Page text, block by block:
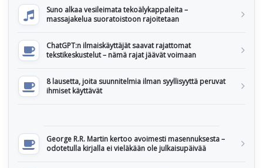
Suno alkaa vesileimata tekoälykappaleita –
massajakelua suoratoistoon rajoitetaan
ChatGPT:n ilmaiskäyttäjät saavat rajattomat
tekstikeskustelut – nämä rajat jäävät voimaan
8 lausetta, joita suunnitelmia ilman syyllisyyttä peruvat
ihmiset käyttävät
George R.R. Martin kertoo avoimesti masennuksesta –
odotetulla kirjalla ei vieläkään ole julkaisupäivää